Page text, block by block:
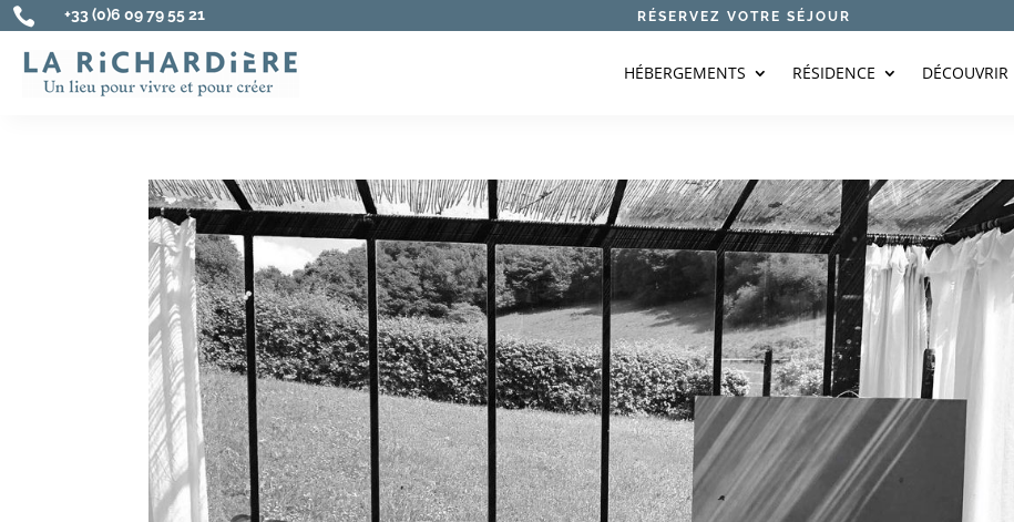
 +33 (0)6 09 79 55 21 RÉSERVEZ VOTRE SÉJOUR
HÉBERGEMENTS RÉSIDENCE DÉCOUVRIR